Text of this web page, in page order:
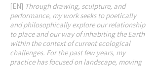
[EN] Through drawing, sculpture, and
performance, my work seeks to poetically
and philosophically explore our relationship
to place and our way of inhabiting the Earth
within the context of current ecological
challenges. For the past few years, my
practice has focused on landscape, moving